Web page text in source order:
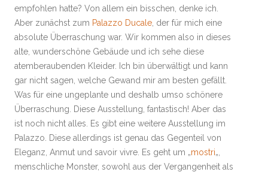
empfohlen hatte? Von allem ein bisschen, denke ich.
Aber zunächst zum Palazzo Ducale , der für mich eine
absolute Überraschung war. Wir kommen also in dieses
alte, wunderschöne Gebäude und ich sehe diese
atemberaubenden Kleider. Ich bin überwältigt und kann
gar nicht sagen, welche Gewand mir am besten gefällt.
Was für eine ungeplante und deshalb umso schönere
Überraschung. Diese Ausstellung, fantastisch! Aber das
ist noch nicht alles. Es gibt eine weitere Ausstellung im
Palazzo. Diese allerdings ist genau das Gegenteil von
Eleganz, Anmut und savoir vivre. Es geht um „mostri„,
menschliche Monster, sowohl aus der Vergangenheit als